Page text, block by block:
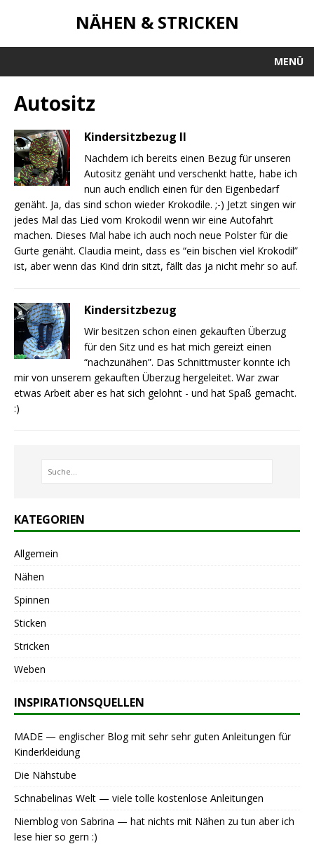
NÄHEN & STRICKEN
MENÜ
Autositz
Kindersitzbezug II
Nachdem ich bereits einen Bezug für unseren
Autositz genäht und verschenkt hatte, habe ich
nun auch endlich einen für den Eigenbedarf
genäht. Ja, das sind schon wieder Krokodile. ;-) Jetzt singen wir
jedes Mal das Lied vom Krokodil wenn wir eine Autofahrt
machen. Dieses Mal habe ich auch noch neue Polster für die
Gurte genäht. Claudia meint, dass es “ein bischen viel Krokodil”
ist, aber wenn das Kind drin sitzt, fällt das ja nicht mehr so auf.
Kindersitzbezug
Wir besitzen schon einen gekauften Überzug
für den Sitz und es hat mich gereizt einen
“nachzunähen”. Das Schnittmuster konnte ich
mir von unserem gekauften Überzug hergeleitet. War zwar
etwas Arbeit aber es hat sich gelohnt - und hat Spaß gemacht.
:)
KATEGORIEN
Allgemein
Nähen
Spinnen
Sticken
Stricken
Weben
INSPIRATIONSQUELLEN
MADE — englischer Blog mit sehr sehr guten Anleitungen für
Kinderkleidung
Die Nähstube
Schnabelinas Welt — viele tolle kostenlose Anleitungen
Niemblog von Sabrina — hat nichts mit Nähen zu tun aber ich
lese hier so gern :)